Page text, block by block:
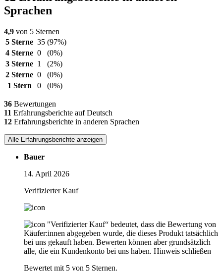
Sprachen
4,9 von 5 Sternen
5 Sterne 35 (97%)
4 Sterne 0
(0%)
3 Sterne 1
(2%)
2 Sterne 0
(0%)
1 Stern
0 (0%)
36 Bewertungen
11 Erfahrungsberichte auf Deutsch
12 Erfahrungsberichte in anderen Sprachen
Alle Erfahrungsberichte anzeigen
Bauer
14. April 2026
Verifizierter Kauf
"Verifizierter Kauf“ bedeutet, dass die Bewertung von
Käufer:innen abgegeben wurde, die dieses Produkt tatsächlich
bei uns gekauft haben. Bewerten können aber grundsätzlich
alle, die ein Kundenkonto bei uns haben. Hinweis schließen
Bewertet mit 5 von 5 Sternen.